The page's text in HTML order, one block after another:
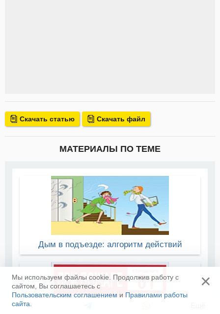
Скачать статью Скачать файл
МАТЕРИАЛЫ ПО ТЕМЕ
Дым в подъезде: алгоритм действий
Мы используем файлы cookie. Продолжив работу с
сайтом, Вы соглашаетесь с
Пользовательским соглашением и Правилами работы
сайта
×